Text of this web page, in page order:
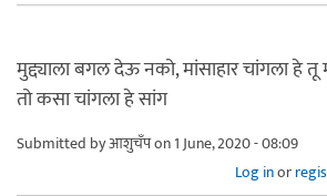
मुद्द्याला बगल देऊ नको, मांसाहार चांगला हे
तो कसा चांगला हे सांग
Submitted byआशुचँपon 1 June, 2020 - 08:09
Log inor